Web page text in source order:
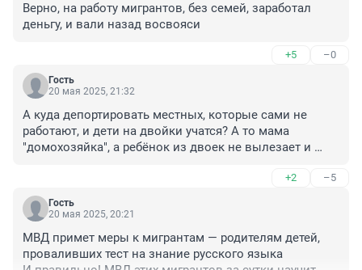
Верно, на работу мигрантов, без семей, заработал
деньгу, и вали назад восвояси
+5 –0
Гость
20 мая 2025, 21:32
А куда депортировать местных, которые сами не
работают, и дети на двойки учатся? А то мама
"домохозяйка", а ребёнок из двоек не вылезает и
как курица лапой, и сам написанное прочитать не
может, и при списывании в слове их 6 букв две
ошибки делает? Что с этими родителями будем
началам русского языка и математики за свой счёт
+2 –5
Гость
20 мая 2025, 20:21
МВД примет меры к мигрантам — родителям детей,
проваливших тест на знание русского языка